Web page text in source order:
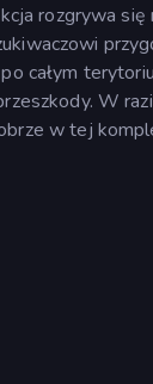
rozgrywa się
całym
W
w tej